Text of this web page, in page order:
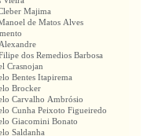
Majima
de Matos Alves
dos Remedios Barbosa
Crasnojan
Bentes Itapirema
Brocker
Carvalho Ambrósio
Cunha Peixoto Figueiredo
Giacomini Bonato
Saldanha